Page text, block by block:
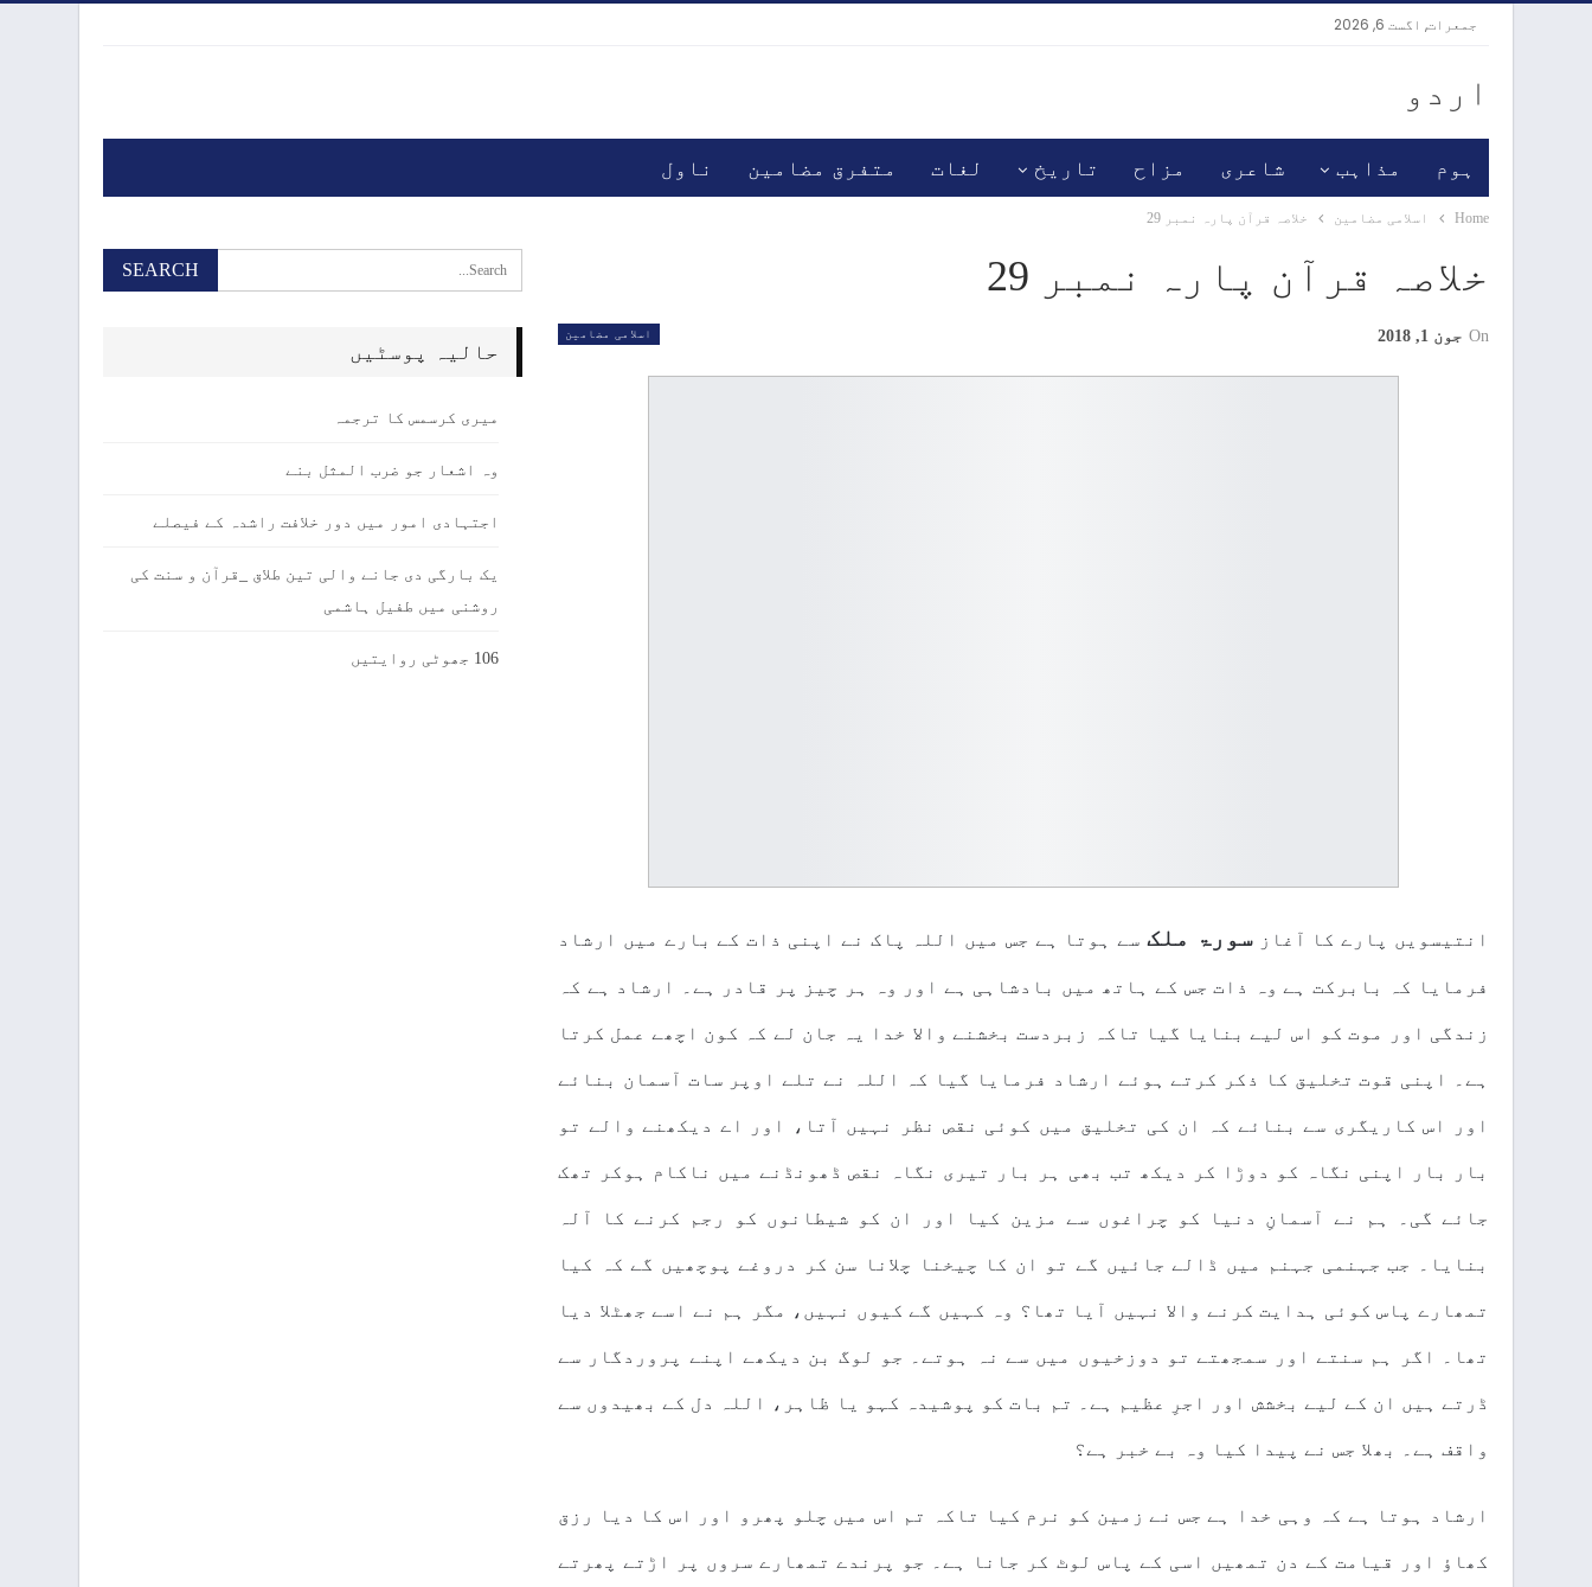
جمعرات, اگست 6, 2026
اردو
ہوم مذاہب شاعری مزاح تاریخ لغات متفرق مضامین ناول
Home اسلامی مضامین خلاصہ قرآن پارہ نمبر 29
خلاصہ قرآن پارہ نمبر 29
اسلامی مضامین On جون 1, 2018
انتیسویں پارے کا آغازسورۃ ملک سے ہوتا ہے جس میں اللہ پاک نے اپنی ذات کے بارے میں ارشاد
فرمایا کہ بابرکت ہے وہ ذات جس کے ہاتھ میں بادشاہی ہے اور وہ ہر چیز پر قادر ہے۔ ارشاد ہے کہ
زندگی اور موت کو اس لیے بنایا گیا تاکہ زبردست بخشنے والا خدا یہ جان لے کہ کون اچھے عمل کرتا
ہے۔ اپنی قوت تخلیق کا ذکر کرتے ہوئے ارشاد فرمایا گیا کہ اللہ نے تلے اوپر سات آسمان بنائے
اور اس کاریگری سے بنائے کہ ان کی تخلیق میں کوئی نقص نظر نہیں آتا، اور اے دیکھنے والے تو
بار بار اپنی نگاہ کو دوڑا کر دیکھ تب بھی ہر بار تیری نگاہ نقص ڈھونڈنے میں ناکام ہوکر تھک
جائے گی۔ ہم نے آسمانِ دنیا کو چراغوں سے مزین کیا اور ان کو شیطانوں کو رجم کرنے کا آلہ
بنایا۔ جب جہنمی جہنم میں ڈالے جائیں گے تو ان کا چیخنا چلانا سن کر دروغے پوچھیں گے کہ کیا
تمھارے پاس کوئی ہدایت کرنے والا نہیں آیا تھا؟ وہ کہیں گے کیوں نہیں، مگر ہم نے اسے جھٹلا دیا
تھا۔ اگر ہم سنتے اور سمجھتے تو دوزخیوں میں سے نہ ہوتے۔ جو لوگ بن دیکھے اپنے پروردگار سے
ڈرتے ہیں ان کے لیے بخشش اور اجرِ عظیم ہے۔ تم بات کو پوشیدہ کہو یا ظاہر، اللہ دل کے بھیدوں سے
واقف ہے۔ بھلا جس نے پیدا کیا وہ بے خبر ہے؟
ارشاد ہوتا ہے کہ وہی خدا ہے جس نے زمین کو نرم کیا تاکہ تم اس میں چلو پھرو اور اس کا دیا رزق
کھاؤ اور قیامت کے دن تمھیں اسی کے پاس لوٹ کر جانا ہے۔ جو پرندے تمھارے سروں پر اڑتے پھرتے
حالیہ پوسٹیں
میری کرسمس کا ترجمہ
وہ اشعار جو ضرب المثل بنے
اجتہادی امور میں دور خلافت راشدہ کے فیصلے
یک بارگی دی جانے والی تین طلاق _قرآن و سنت کی
روشنی میں طفیل ہاشمی
106 جھوٹی روایتیں